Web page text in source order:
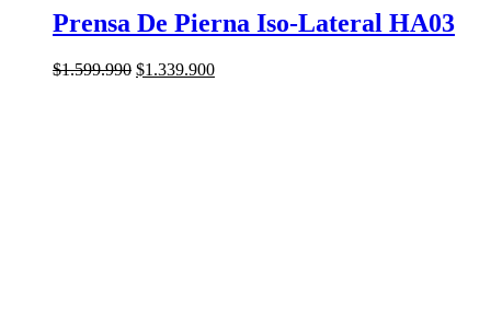
Prensa De Pierna Iso-Lateral HA03
$1.599.990 El
$1.339.900El